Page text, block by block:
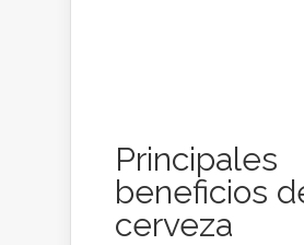
Principales
beneficios
cerveza